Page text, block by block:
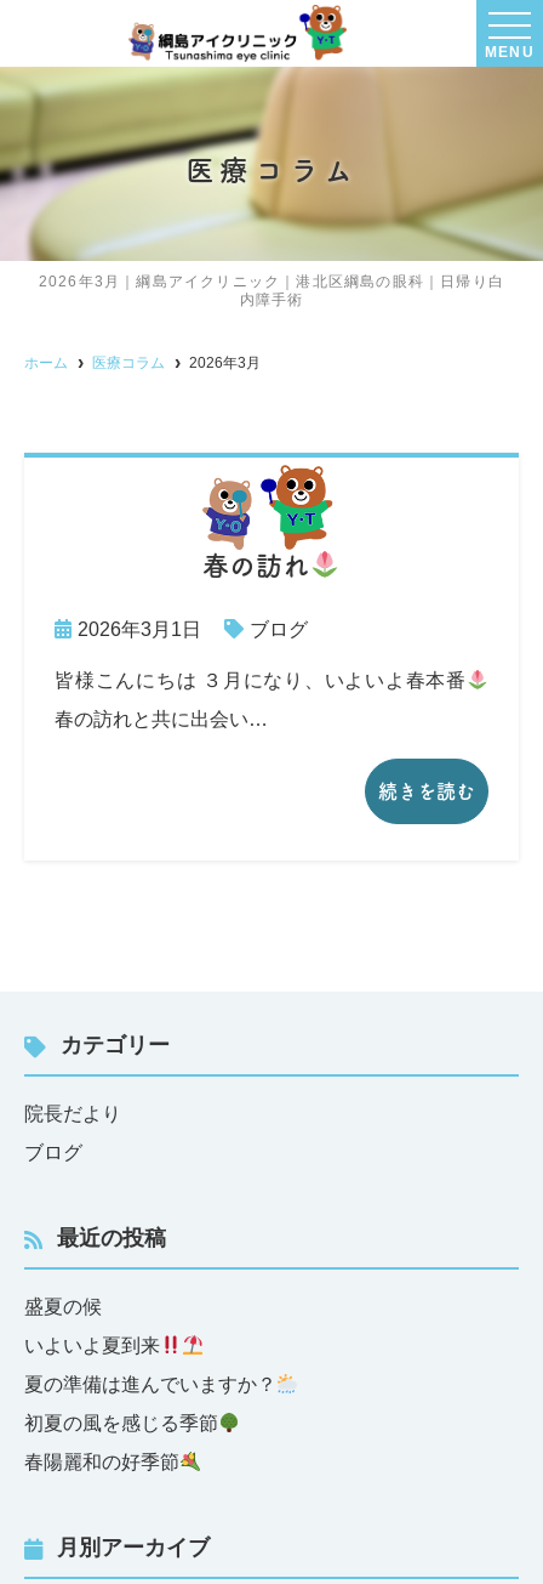
MENU
医療コラム
2026年3月｜綱島アイクリニック｜港北区綱島の眼科｜日帰り白
内障手術
ホーム 医療コラム 2026年3月
春の訪れ
2026年3月1日 ブログ
皆様こんにちは ３月になり、いよいよ春本番
春の訪れと共に出会い…
続きを読む
カテゴリー
院長だより
ブログ
最近の投稿
盛夏の候
いよいよ夏到来
夏の準備は進んでいますか？
初夏の風を感じる季節
春陽麗和の好季節
月別アーカイブ